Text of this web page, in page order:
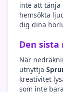
inte att tänja
hemsökta
dig dina
Den
När
utnyttja
kreativitet
som inte